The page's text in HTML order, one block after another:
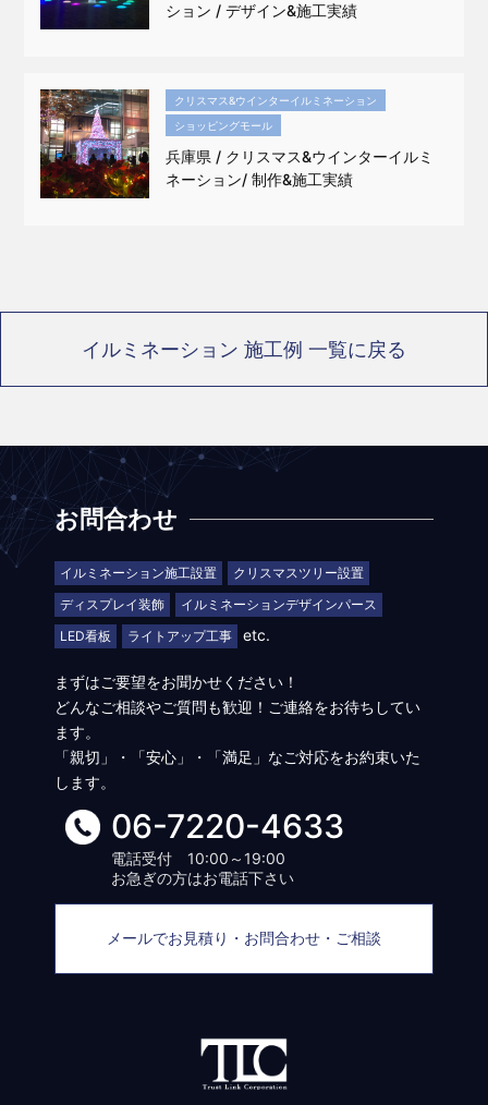
ション / デザイン&施工実績
クリスマス&ウインターイルミネーション
ショッピングモール
兵庫県 / クリスマス&ウインターイルミ
ネーション/ 制作&施工実績
イルミネーション 施工例 一覧に戻る
お問合わせ
イルミネーション施工設置
クリスマスツリー設置
ディスプレイ装飾
イルミネーションデザインパース
LED看板
ライトアップ工事 etc.
まずはご要望をお聞かせください！
どんなご相談やご質問も歓迎！ご連絡をお待ちしてい
ます。
「親切」・「安心」・「満足」なご対応をお約束いた
します。
06-7220-4633
電話受付 10:00～19:00
お急ぎの方はお電話下さい
メールでお見積り・お問合わせ・ご相談